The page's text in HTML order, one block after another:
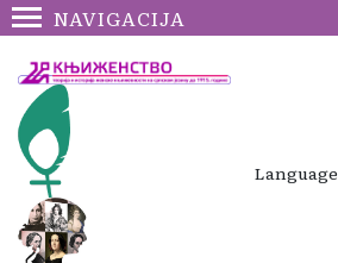
NAVIGACIJA
Language